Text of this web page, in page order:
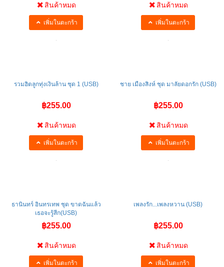
สินค้าหมด
เพิ่มในตะกร้า
สินค้าหมด
เพิ่มในตะกร้า
รวมฮิตลูกทุ่งเงินล้าน ชุด 1 (USB)
฿255.00
สินค้าหมด
เพิ่มในตะกร้า
ชาย เมืองสิงห์ ชุด มาลัยดอกรัก (USB)
฿255.00
สินค้าหมด
เพิ่มในตะกร้า
ธานินทร์ อินทรเทพ ชุด ขาดฉันแล้ว
เธอจะรู้สีก(USB)
฿255.00
สินค้าหมด
เพิ่มในตะกร้า
เพลงรัก...เพลงหวาน (USB)
฿255.00
สินค้าหมด
เพิ่มในตะกร้า